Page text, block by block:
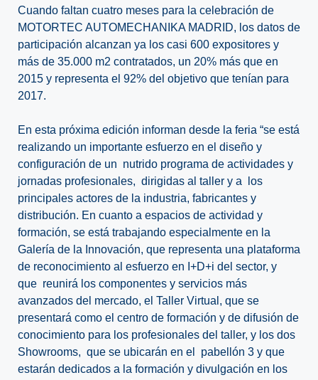
Cuando faltan cuatro meses para la celebración de
MOTORTEC AUTOMECHANIKA MADRID, los datos de
participación alcanzan ya los casi 600 expositores y
más de 35.000 m2 contratados, un 20% más que en
2015 y representa el 92% del objetivo que tenían para
2017.
En esta próxima edición informan desde la feria “se está
realizando un importante esfuerzo en el diseño y
configuración de un nutrido programa de actividades y
jornadas profesionales, dirigidas al taller y a los
principales actores de la industria, fabricantes y
distribución. En cuanto a espacios de actividad y
formación, se está trabajando especialmente en la
Galería de la Innovación, que representa una plataforma
de reconocimiento al esfuerzo en I+D+i del sector, y
que reunirá los componentes y servicios más
avanzados del mercado, el Taller Virtual, que se
presentará como el centro de formación y de difusión de
conocimiento para los profesionales del taller, y los dos
Showrooms, que se ubicarán en el pabellón 3 y que
estarán dedicados a la formación y divulgación en los